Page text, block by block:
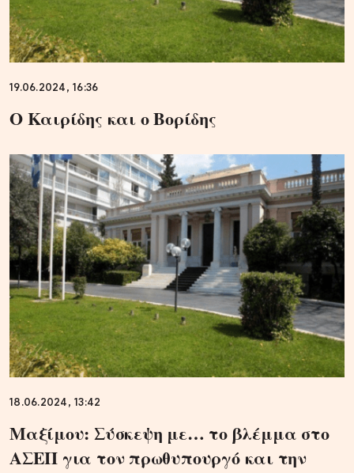
19.06.2024, 16:36
Ο Καιρίδης και ο Βορίδης
18.06.2024, 13:42
Μαξίμου: Σύσκεψη με… το βλέμμα στο
ΑΣΕΠ για τον πρωθυπουργό και την